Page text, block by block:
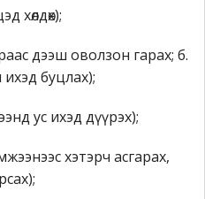
хөлдөх);
дээш оволзон гарах; б.
буцлах);
ус ихэд дүүрэх);
хэтэрч асгарах,